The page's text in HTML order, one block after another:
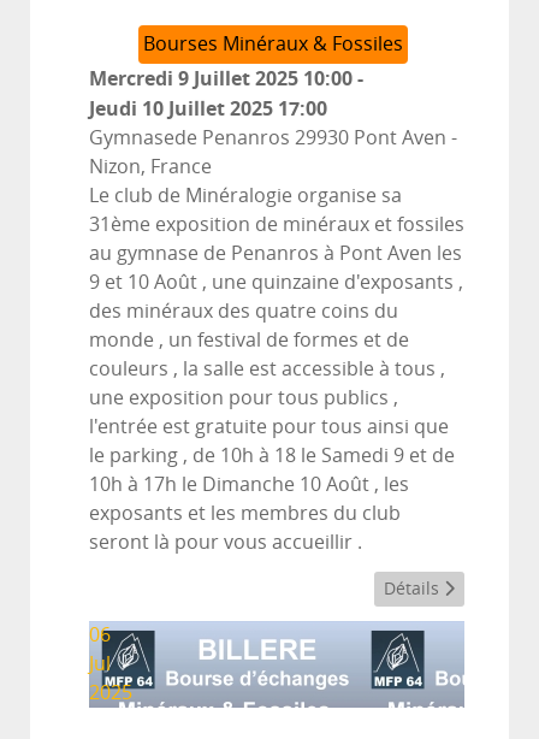
Bourses Minéraux & Fossiles
Mercredi 9 Juillet 2025 10:00-
Jeudi 10 Juillet 2025 17:00
Gymnasede Penanros 29930 Pont Aven -
Nizon, France
Le club de Minéralogie organise sa
31ème exposition de minéraux et fossiles
au gymnase de Penanros à Pont Aven les
9 et 10 Août , une quinzaine d'exposants ,
des minéraux des quatre coins du
monde , un festival de formes et de
couleurs , la salle est accessible à tous ,
une exposition pour tous publics ,
l'entrée est gratuite pour tous ainsi que
le parking , de 10h à 18 le Samedi 9 et de
10h à 17h le Dimanche 10 Août , les
exposants et les membres du club
seront là pour vous accueillir .
Détails
06
Jul
2025